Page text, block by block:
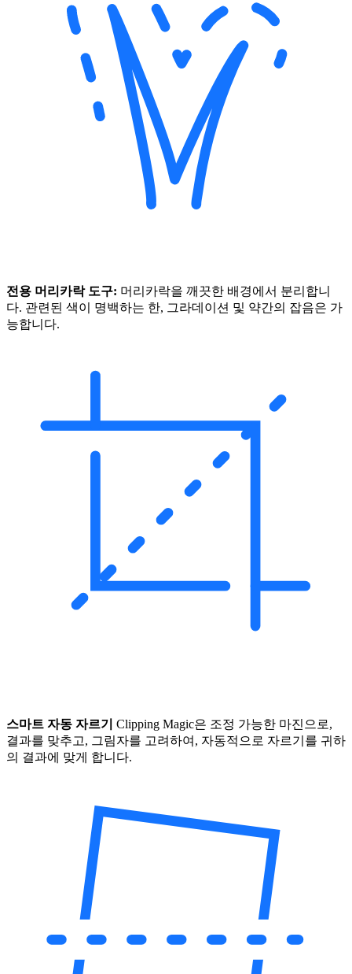
전용 머리카락 도구: 머리카락을 깨끗한 배경에서 분리합니
다. 관련된 색이 명백하는 한, 그라데이션 및 약간의 잡음은 가
능합니다.
스마트 자동 자르기 Clipping Magic은 조정 가능한 마진으로,
결과를 맞추고, 그림자를 고려하여, 자동적으로 자르기를 귀하
의 결과에 맞게 합니다.